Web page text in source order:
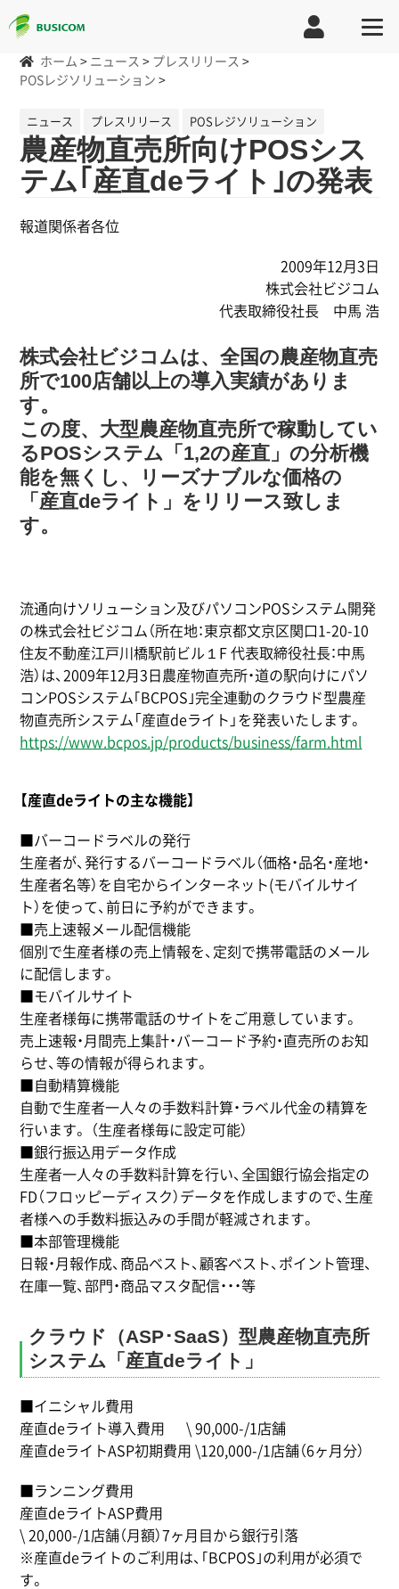
ホーム > ニュース > プレスリリース >
POSレジソリューション >
ニュース プレスリリース POSレジソリューション
農産物直売所向けPOSシス
テム｢産直deライト｣の発表
報道関係者各位
2009年12月3日
株式会社ビジコム
代表取締役社長 中馬 浩
株式会社ビジコムは、全国の農産物直売
所で100店舗以上の導入実績がありま
す。
この度、大型農産物直売所で稼動してい
るPOSシステム「1,2の産直」の分析機
能を無くし、リーズナブルな価格の
「産直deライト」をリリース致しま
す。
流通向けソリューション及びパソコンPOSシステム開発
の株式会社ビジコム（所在地：東京都文京区関口1-20-10
住友不動産江戸川橋駅前ビル１F 代表取締役社長：中馬
浩）は、2009年12月3日農産物直売所・道の駅向けにパソ
コンPOSシステム｢BCPOS｣完全連動のクラウド型農産
物直売所システム「産直deライト」を発表いたします。
https://www.bcpos.jp/products/business/farm.html
【産直deライトの主な機能】
■バーコードラベルの発行
生産者が、発行するバーコードラベル（価格・品名・産地・
生産者名等）を自宅からインターネット(モバイルサイ
ト）を使って、前日に予約ができます。
■売上速報メール配信機能
個別で生産者様の売上情報を、定刻で携帯電話のメール
に配信します。
■モバイルサイト
生産者様毎に携帯電話のサイトをご用意しています。
売上速報・月間売上集計・バーコード予約・直売所のお知
らせ、等の情報が得られます。
■自動精算機能
自動で生産者一人々の手数料計算・ラベル代金の精算を
行います。 （生産者様毎に設定可能）
■銀行振込用データ作成
生産者一人々の手数料計算を行い、全国銀行協会指定の
FD（フロッピーディスク）データを作成しますので、生産
者様への手数料振込みの手間が軽減されます。
■本部管理機能
日報・月報作成、商品ベスト、顧客ベスト、ポイント管理、
在庫一覧、部門・商品マスタ配信・・・等
クラウド（ASP･SaaS）型農産物直売所
システム「産直deライト」
■イニシャル費用
産直deライト導入費用 \ 90,000-/1店舗
産直deライトASP初期費用 \120,000-/1店舗（6ヶ月分）
■ランニング費用
産直deライトASP費用
\ 20,000-/1店舗（月額）7ヶ月目から銀行引落
※産直deライトのご利用は、｢BCPOS｣の利用が必須で
す。